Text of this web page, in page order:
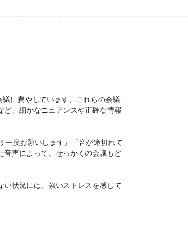
に費やしています。これらの会議
、細かなニュアンスや正確な情報
一度お願いします」「音が途切れて
音声によって、せっかくの会議もど
状況には、強いストレスを感じて
ズに邪魔されることなく、会話が